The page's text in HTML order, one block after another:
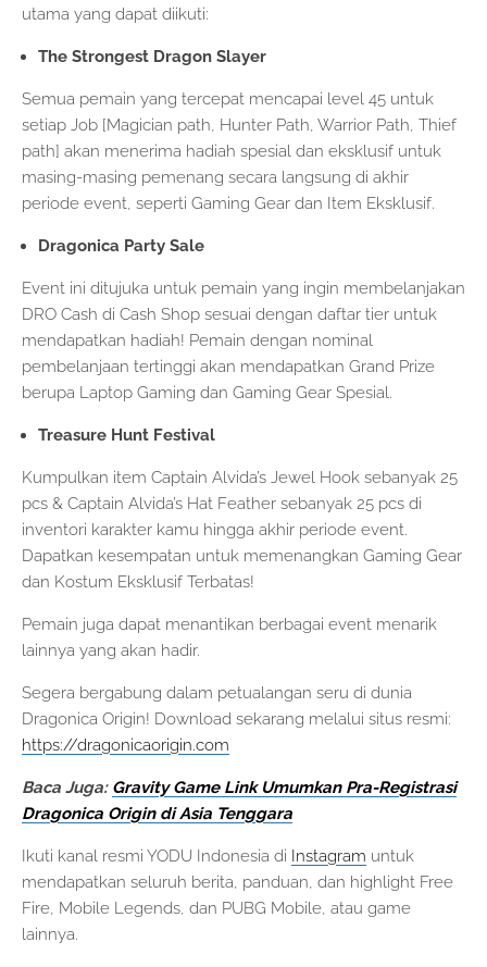
utama yang dapat diikuti:
The Strongest Dragon Slayer
Semua pemain yang tercepat mencapai level 45 untuk
setiap Job [Magician path, Hunter Path, Warrior Path, Thief
path] akan menerima hadiah spesial dan eksklusif untuk
masing-masing pemenang secara langsung di akhir
periode event, seperti Gaming Gear dan Item Eksklusif.
Dragonica Party Sale
Event ini ditujuka untuk pemain yang ingin membelanjakan
DRO Cash di Cash Shop sesuai dengan daftar tier untuk
mendapatkan hadiah! Pemain dengan nominal
pembelanjaan tertinggi akan mendapatkan Grand Prize
berupa Laptop Gaming dan Gaming Gear Spesial.
Treasure Hunt Festival
Kumpulkan item Captain Alvida’s Jewel Hook sebanyak 25
pcs & Captain Alvida’s Hat Feather sebanyak 25 pcs di
inventori karakter kamu hingga akhir periode event.
Dapatkan kesempatan untuk memenangkan Gaming Gear
dan Kostum Eksklusif Terbatas!
Pemain juga dapat menantikan berbagai event menarik
lainnya yang akan hadir.
Segera bergabung dalam petualangan seru di dunia
Dragonica Origin! Download sekarang melalui situs resmi:
https://dragonicaorigin.com
Baca Juga: Gravity Game Link Umumkan Pra-Registrasi
Dragonica Origin di Asia Tenggara
Ikuti kanal resmi YODU Indonesia di Instagram untuk
mendapatkan seluruh berita, panduan, dan highlight Free
Fire, Mobile Legends, dan PUBG Mobile, atau game
lainnya.